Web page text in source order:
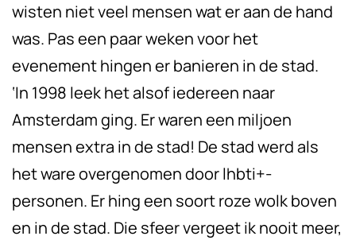
wisten niet veel mensen wat er aan de hand
was. Pas een paar weken voor het
evenement hingen er banieren in de stad.
‘In 1998 leek het alsof iedereen naar
Amsterdam ging. Er waren een miljoen
mensen extra in de stad! De stad werd als
het ware overgenomen door lhbti+-
personen. Er hing een soort roze wolk boven
en in de stad. Die sfeer vergeet ik nooit meer,